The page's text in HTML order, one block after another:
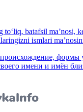
to‘liq, batafsil ma’nosi,
ismlari
формы
имени и имён